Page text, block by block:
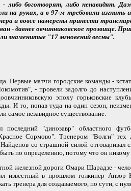
боготворят, либо ненавидят.
на руках, а в 97-м требовали изгнать
и вовсе намерены принести
давнее овчинниковское прозвище.
знаменитые "17 мгновений весны".
Первые матчи городские команды -
- провели задолго до
эпоху горьковские
И то, попав туда на один сезон,
самое незавидное существование.
"динозавр" областного
Сормово". Тренером "Волги"
со страшной силой отговаривал
по определению, потому что он
железной дороги Омари Шарадзе -
известный в прошлом голкипер Анзор
тренера для создаваемого, по сути, с